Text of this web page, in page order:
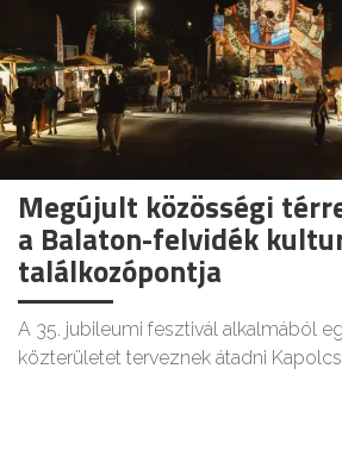
Megújult közösségi
a Balaton-felvidék
találkozópontja
A 35. jubileumi fesztivál alkalmából
közterületet terveznek átadni